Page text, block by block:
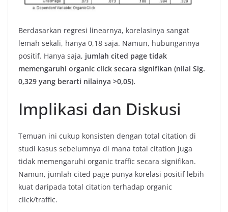
Berdasarkan regresi linearnya, korelasinya sangat
lemah sekali, hanya 0,18 saja. Namun, hubungannya
positif. Hanya saja, jumlah cited page tidak
memengaruhi organic click secara signifikan (nilai Sig.
0,329 yang berarti nilainya >0,05).
Implikasi dan Diskusi
Temuan ini cukup konsisten dengan total citation di
studi kasus sebelumnya di mana total citation juga
tidak memengaruhi organic traffic secara signifikan.
Namun, jumlah cited page punya korelasi positif lebih
kuat daripada total citation terhadap organic
click/traffic.